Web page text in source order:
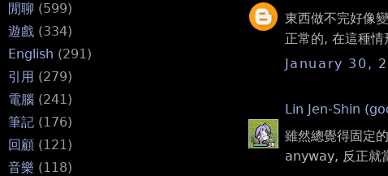
閒聊 (599)
遊戲 (334)
English (291)
引用 (279)
電腦 (241)
筆記 (176)
回顧 (121)
音樂 (118)
東西做不完好像
正常的, 在這種
January 30,
Lin Jen-Shin
雖然總覺得固定
anyway, 反正就